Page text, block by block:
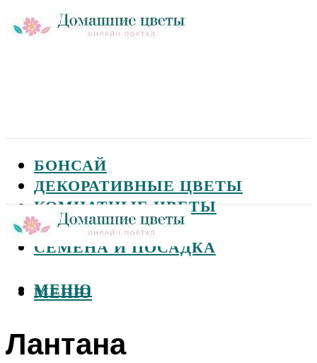
БОНСАЙ
ДЕКОРАТИВНЫЕ ЦВЕТЫ
КОМНАТНЫЕ ЦВЕТЫ
САДОВЫЕ ЦВЕТЫ
СЕМЕНА И ПОСАДКА
МЕНЮ
МЕНЮ
Лантана